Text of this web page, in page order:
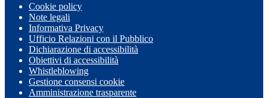
Cookie policy
Note legali
Informativa Privacy
Ufficio Relazioni con il Pubblico
Dichiarazione di accessibilità
Obiettivi di accessibilità
Whistleblowing
Gestione consensi cookie
Amministrazione trasparente